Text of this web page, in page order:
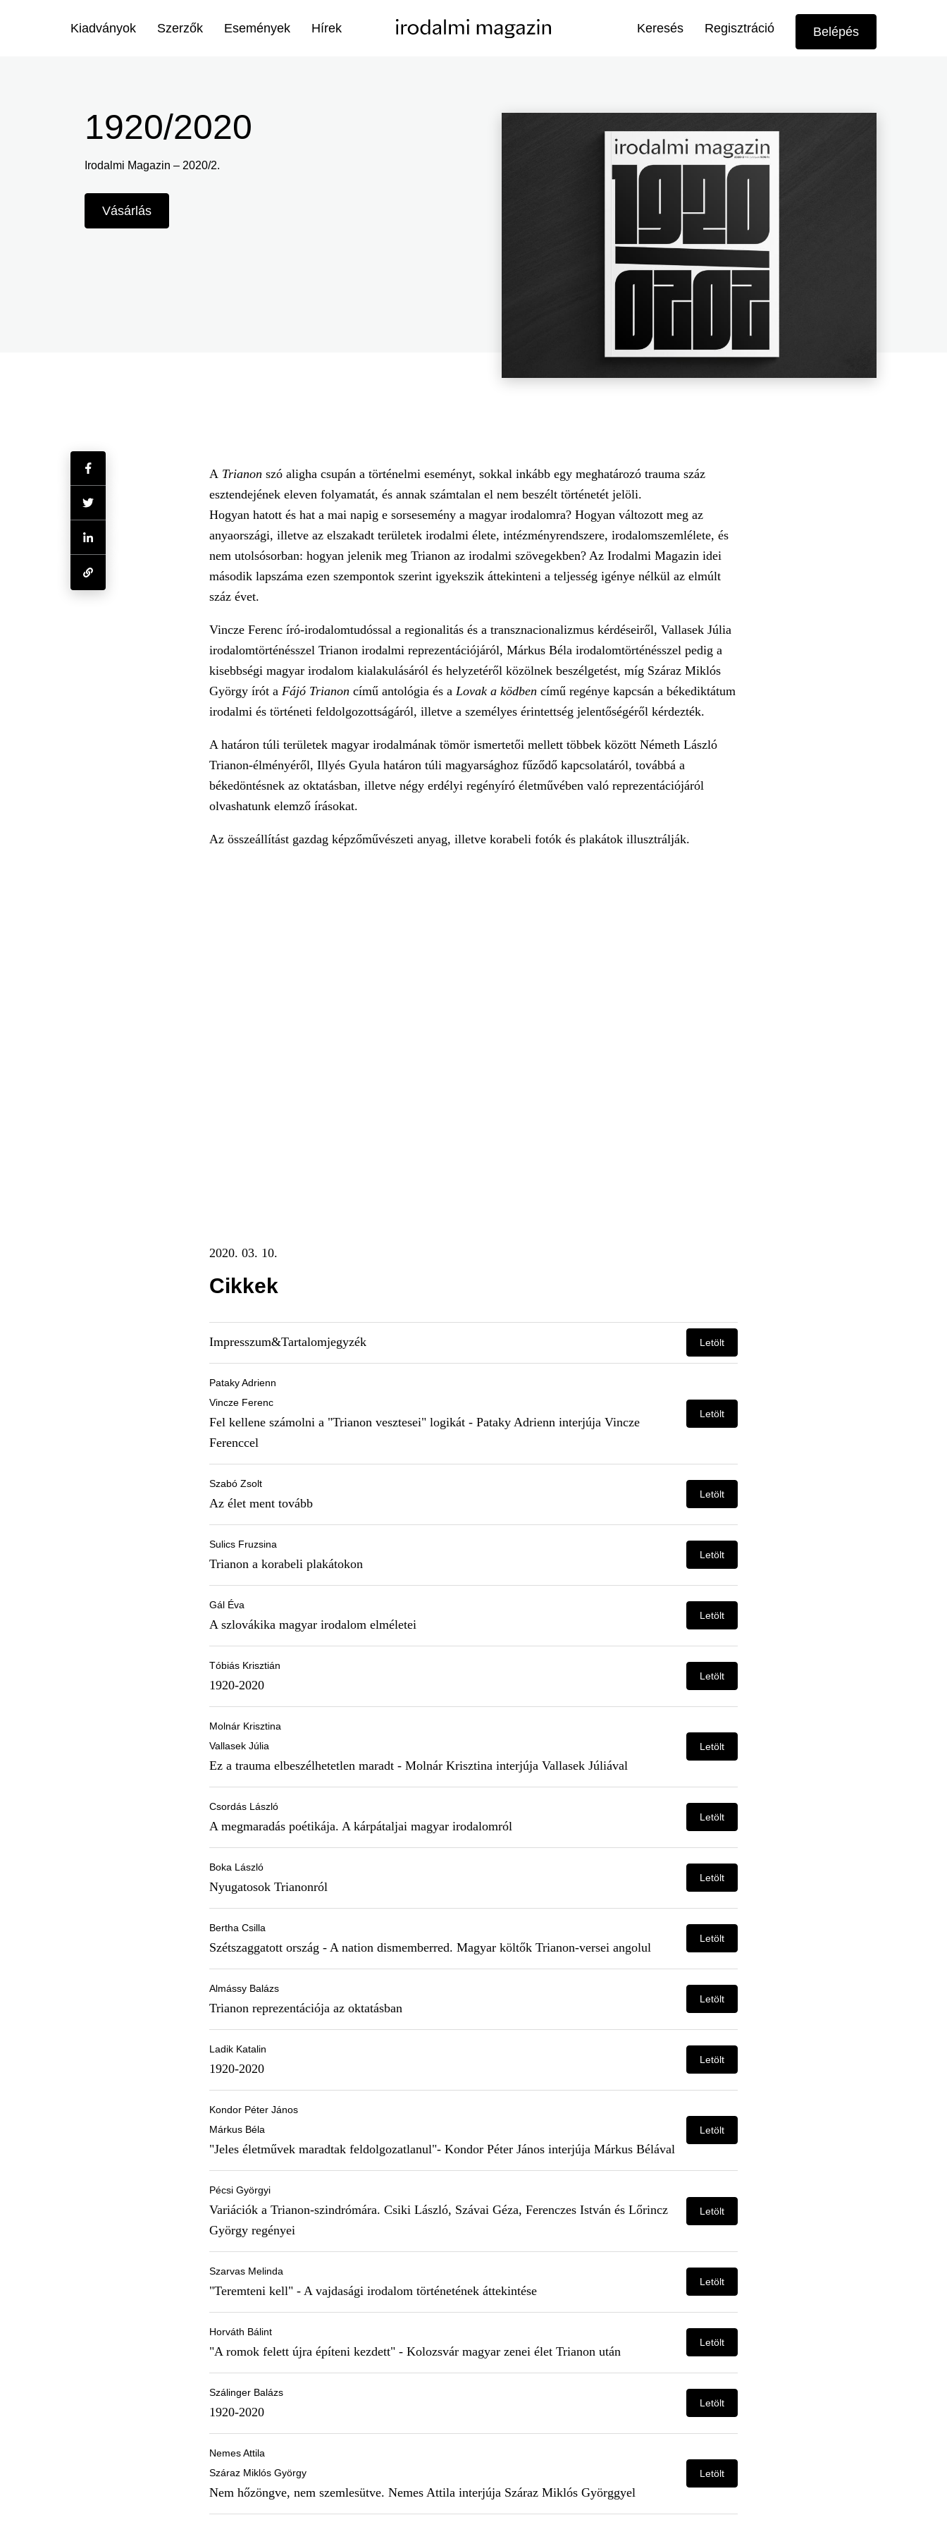
Menü
Magazin
Főmenu
Kiadványok Szerzők Események Hírek Keresés
Felhasználói
Regisztráció Belépés
1920/2020
Irodalmi Magazin – 2020/2.
Vásárlás
A Trianonszó aligha csupán a történelmi eseményt, sokkal inkább egy meghatározó trauma száz
esztendejének eleven folyamatát, és annak számtalan el nem beszélt történetét jelöli.
Hogyan hatott és hat a mai napig e sorsesemény a magyar irodalomra? Hogyan változott meg az
anyaországi, illetve az elszakadt területek irodalmi élete, intézményrendszere, irodalomszemlélete, és
nem utolsósorban: hogyan jelenik meg Trianon az irodalmi szövegekben? Az Irodalmi Magazin idei
második lapszáma ezen szempontok szerint igyekszik áttekinteni a teljesség igénye nélkül az elmúlt
száz évet.
Vincze Ferenc író-irodalomtudóssal a regionalitás és a transznacionalizmus kérdéseiről, Vallasek Júlia
irodalomtörténésszel Trianon irodalmi reprezentációjáról, Márkus Béla irodalomtörténésszel pedig a
kisebbségi magyar irodalom kialakulásáról és helyzetéről közölnek beszélgetést, míg Száraz Miklós
György írót aFájó Trianoncímű antológia és aLovak a ködbencímű regénye kapcsán a békediktátum
irodalmi és történeti feldolgozottságáról, illetve a személyes érintettség jelentőségéről kérdezték.
A határon túli területek magyar irodalmának tömör ismertetői mellett többek között Németh László
Trianon-élményéről, Illyés Gyula határon túli magyarsághoz fűződő kapcsolatáról, továbbá a
békedöntésnek az oktatásban, illetve négy erdélyi regényíró életművében való reprezentációjáról
olvashatunk elemző írásokat.
Az összeállítást gazdag képzőművészeti anyag, illetve korabeli fotók és plakátok illusztrálják.
2020. 03. 10.
Cikkek
Impresszum&Tartalomjegyzék Letölt
Pataky Adrienn
Vincze Ferenc
Fel kellene számolni a "Trianon vesztesei" logikát - Pataky Adrienn interjúja Vincze
Ferenccel
Letölt
Szabó Zsolt
Az élet ment tovább
Letölt
Sulics Fruzsina
Trianon a korabeli plakátokon
Letölt
Gál Éva
A szlovákika magyar irodalom elméletei
Letölt
Tóbiás Krisztián
1920-2020
Letölt
Molnár Krisztina
Vallasek Júlia
Ez a trauma elbeszélhetetlen maradt - Molnár Krisztina interjúja Vallasek Júliával
Letölt
Csordás László
A megmaradás poétikája. A kárpátaljai magyar irodalomról
Letölt
Boka László
Nyugatosok Trianonról
Letölt
Bertha Csilla
Szétszaggatott ország - A nation dismemberred. Magyar költők Trianon-versei angolul
Letölt
Almássy Balázs
Trianon reprezentációja az oktatásban
Letölt
Ladik Katalin
1920-2020
Letölt
Kondor Péter János
Márkus Béla
"Jeles életművek maradtak feldolgozatlanul"- Kondor Péter János interjúja Márkus Bélával
Letölt
Pécsi Györgyi
Variációk a Trianon-szindrómára. Csiki László, Szávai Géza, Ferenczes István és Lőrincz
György regényei
Letölt
Szarvas Melinda
"Teremteni kell" - A vajdasági irodalom történetének áttekintése
Letölt
Horváth Bálint
"A romok felett újra építeni kezdett" - Kolozsvár magyar zenei élet Trianon után
Letölt
Szálinger Balázs
1920-2020
Letölt
Nemes Attila
Száraz Miklós György
Nem hőzöngve, nem szemlesütve. Nemes Attila interjúja Száraz Miklós Györggyel
Letölt